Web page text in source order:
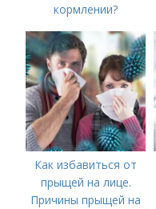
кормлении?
Как избавиться от
прыщей на лице.
Причины прыщей на